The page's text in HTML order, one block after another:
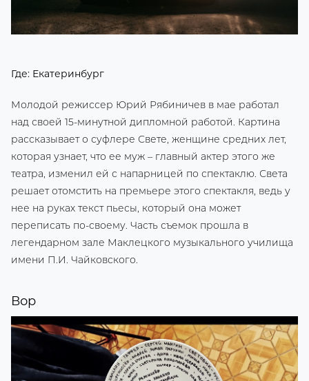
Где: Екатеринбург
Молодой режиссер Юрий Рябиничев в мае работал
над своей 15-минутной дипломной работой. Картина
рассказывает о суфлере Свете, женщине средних лет,
которая узнает, что ее муж – главный актер этого же
театра, изменил ей с напарницей по спектаклю. Света
решает отомстить на премьере этого спектакля, ведь у
нее на руках текст пьесы, который она может
переписать по-своему. Часть съемок прошла в
легендарном зале Маклецкого музыкального училища
имени П.И. Чайковского.
Вор